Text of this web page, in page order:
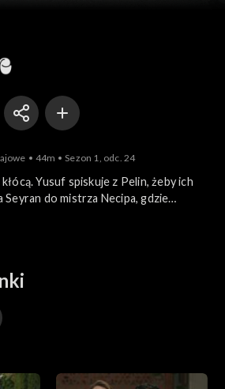
44m Sezon 1, odc. 24
Yusuf spiskuje z Pelin, żeby ich
do mistrza Necipa, gdzie
który Ferit zaprojektował. Esme źle
do baru, Ferit się upija. Potem